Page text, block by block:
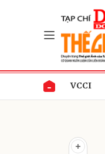
VCCI